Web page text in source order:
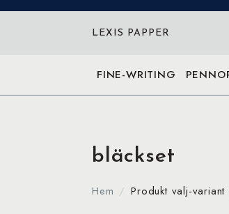
LEXIS PAPPER
FINE-WRITING
bläckset
Hem Produkt valj-variant